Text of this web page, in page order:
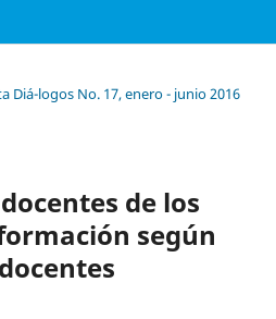
Diá-logos No. 17, enero - junio 2016
de los
según